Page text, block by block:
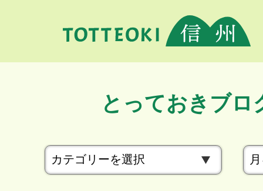
とっておきブロ
カ
テ
ー